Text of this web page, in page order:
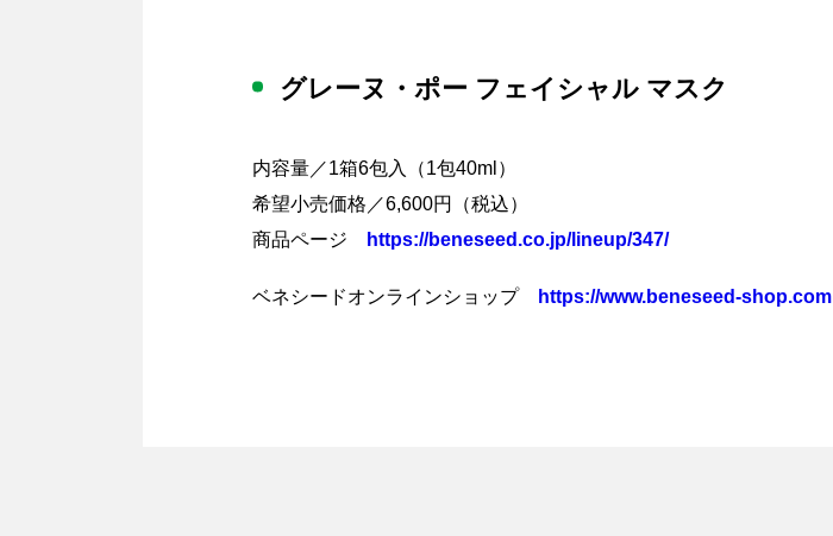
グレーヌ・ポー フェイシャル マスク
内容量／1箱6包入（1包40ml）
希望小売価格／6,600円（税込）
商品ページ
https://beneseed.co.jp/lineup/347/
ベネシードオンラインショップ https://www.beneseed-shop.com